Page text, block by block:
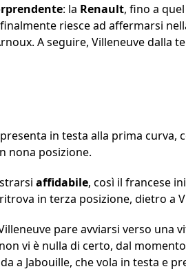
: la Renault, fino a
riesce ad affermarsi
A seguire, Villeneuve dalla
in testa alla prima curva,
nona posizione.
affidabile, così il francese
in terza posizione, dietro a
pare avviarsi verso una
vi è nulla di certo, dal
a Jabouille, che vola in testa e